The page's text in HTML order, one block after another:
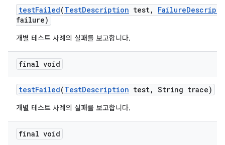
testFailed(TestDescription test, Failure
failure)
개별 테스트 사례의 실패를 보고합니다.
final void
testFailed(TestDescription test, String trace)
개별 테스트 사례의 실패를 보고합니다.
final void